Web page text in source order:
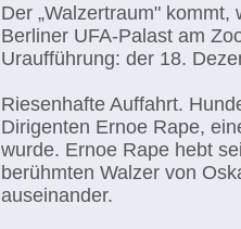
Der „Walzertraum"
Berliner UFA-Palast am
Uraufführung: der 18.
Riesenhafte Auffahrt.
Dirigenten Ernoe Rape,
wurde. Ernoe Rape hebt
berühmten Walzer von
auseinander.